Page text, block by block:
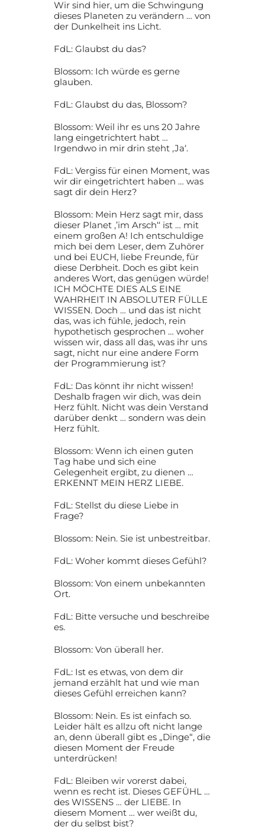
Wir sind hier, um die Schwingung
dieses Planeten zu verändern … von
der Dunkelheit ins Licht.
FdL: Glaubst du das?
Blossom: Ich würde es gerne
glauben.
FdL: Glaubst du das, Blossom?
Blossom: Weil ihr es uns 20 Jahre
lang eingetrichtert habt …
Irgendwo in mir drin steht ‚Ja‘.
FdL: Vergiss für einen Moment, was
wir dir eingetrichtert haben … was
sagt dir dein Herz?
Blossom: Mein Herz sagt mir, dass
dieser Planet ‚’im Arsch‘‘ ist … mit
einem großen A! Ich entschuldige
mich bei dem Leser, dem Zuhörer
und bei EUCH, liebe Freunde, für
diese Derbheit. Doch es gibt kein
anderes Wort, das genügen würde!
ICH MÖCHTE DIES ALS EINE
WAHRHEIT IN ABSOLUTER FÜLLE
WISSEN. Doch … und das ist nicht
das, was ich fühle, jedoch, rein
hypothetisch gesprochen … woher
wissen wir, dass all das, was ihr uns
sagt, nicht nur eine andere Form
der Programmierung ist?
FdL: Das könnt ihr nicht wissen!
Deshalb fragen wir dich, was dein
Herz fühlt. Nicht was dein Verstand
darüber denkt … sondern was dein
Herz fühlt.
Blossom: Wenn ich einen guten
Tag habe und sich eine
Gelegenheit ergibt, zu dienen …
ERKENNT MEIN HERZ LIEBE.
FdL: Stellst du diese Liebe in
Frage?
Blossom: Nein. Sie ist unbestreitbar.
FdL: Woher kommt dieses Gefühl?
Blossom: Von einem unbekannten
Ort.
FdL: Bitte versuche und beschreibe
es.
Blossom: Von überall her.
FdL: Ist es etwas, von dem dir
jemand erzählt hat und wie man
dieses Gefühl erreichen kann?
Blossom: Nein. Es ist einfach so.
Leider hält es allzu oft nicht lange
an, denn überall gibt es „Dinge“, die
diesen Moment der Freude
unterdrücken!
FdL: Bleiben wir vorerst dabei,
wenn es recht ist. Dieses GEFÜHL …
des WISSENS … der LIEBE. In
diesem Moment … wer weißt du,
der du selbst bist?